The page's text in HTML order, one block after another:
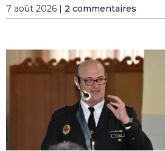
7 août 2026 | 2 commentaires